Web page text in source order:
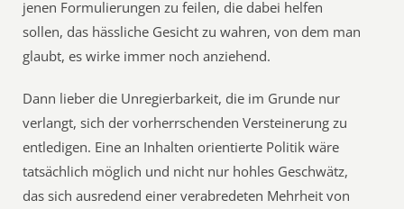
jenen Formulierungen zu feilen, die dabei helfen
sollen, das hässliche Gesicht zu wahren, von dem man
glaubt, es wirke immer noch anziehend.
Dann lieber die Unregierbarkeit, die im Grunde nur
verlangt, sich der vorherrschenden Versteinerung zu
entledigen. Eine an Inhalten orientierte Politik wäre
tatsächlich möglich und nicht nur hohles Geschwätz,
das sich ausredend einer verabredeten Mehrheit von